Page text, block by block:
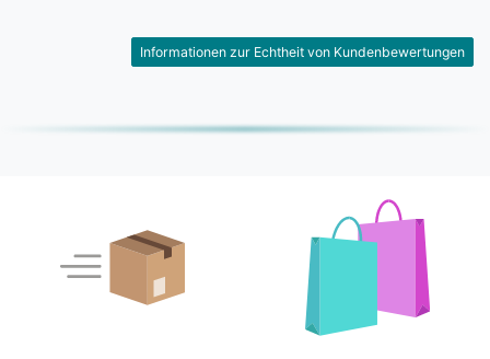
Informationen zur Echtheit von Kundenbewertungen